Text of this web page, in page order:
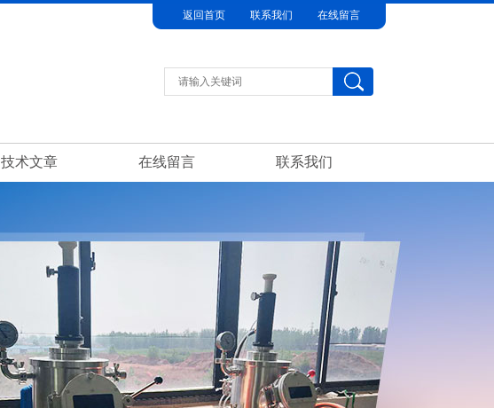
返回首页 联系我们 在线留言
技术文章 在线留言 联系我们